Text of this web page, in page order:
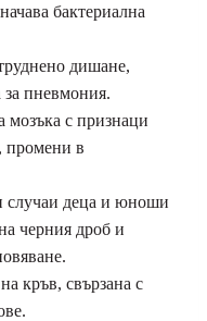
бактериална
дишане,
за пневмония.
мозъка с признаци
промени в
случаи деца и юноши
черния дроб и
кръв, свързана с